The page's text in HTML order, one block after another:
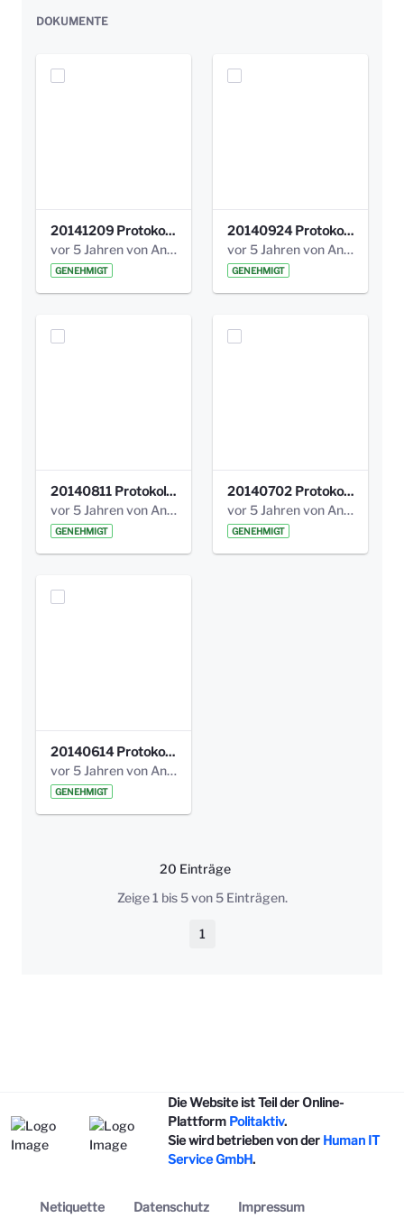
DOKUMENTE
20141209 Protokoll Park am Gesundheitsamt 04.pdf
vor 5 Jahren von Anni Schlumberger
GENEHMIGT
20140924 Protokoll Park am Gesundheitsamt 03.pdf
vor 5 Jahren von Anni Schlumberger
GENEHMIGT
20140811 Protokoll Park am Gesundheitsamt 02.pdf
vor 5 Jahren von Anni Schlumberger
GENEHMIGT
20140702 Protokoll Park am Gesundheitsam 01.pdf
vor 5 Jahren von Anni Schlumberger
GENEHMIGT
20140614 Protokoll Park Am Gesundheitsamt 00.pdf
vor 5 Jahren von Anni Schlumberger
GENEHMIGT
20 Einträge
Pro Seite
Zeige 1 bis 5 von 5 Einträgen.
Seite
1
Die Website ist Teil der Online-
Plattform Politaktiv.
Sie wird betrieben von der Human IT
Service GmbH.
Netiquette Datenschutz
Impressum